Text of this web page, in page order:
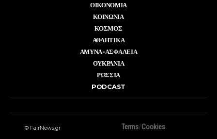
ΟΙΚΟΝΟΜΙΑ
ΚΟΙΝΩΝΙΑ
ΚΟΣΜΟΣ
ΑΘΛΗΤΙΚΑ
ΑΜΥΝΑ-ΑΣΦΑΛΕΙΑ
ΟΥΚΡΑΝΙΑ
ΡΩΣΣΙΑ
PODCAST
© FairNews.gr Terms/Cookies